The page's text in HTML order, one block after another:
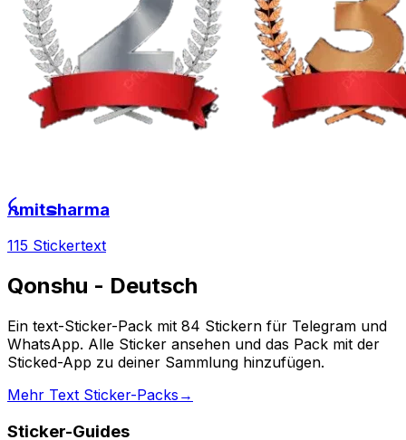
ꫝmitຣharma
115 Stickertext
Qonshu - Deutsch
Ein text-Sticker-Pack mit 84 Stickern für Telegram und
WhatsApp. Alle Sticker ansehen und das Pack mit der
Sticked-App zu deiner Sammlung hinzufügen.
Mehr Text Sticker-Packs →
Sticker-Guides